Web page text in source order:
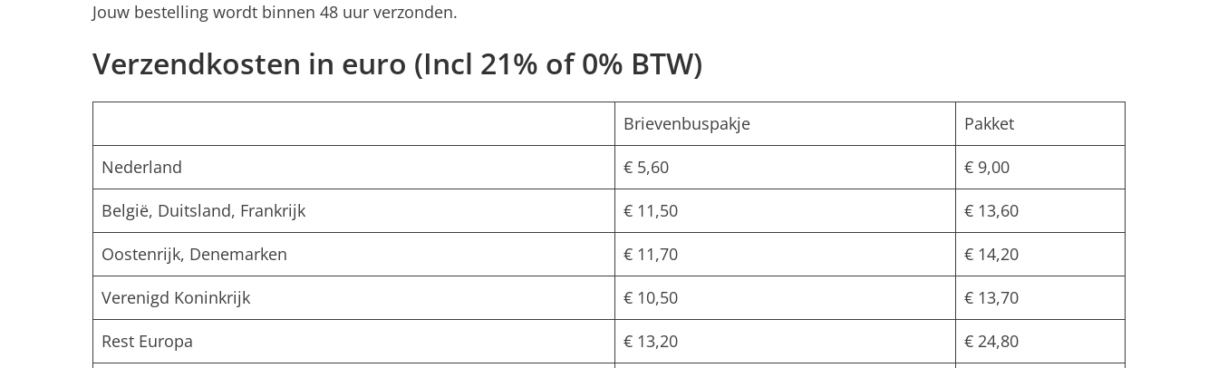
Jouw bestelling wordt binnen 48 uur verzonden.
Verzendkosten in euro (Incl 21% of 0% BTW)
Brievenbuspakje
Pakket
Nederland
€ 5,60
€ 9,00
België, Duitsland, Frankrijk
€ 11,50
€ 13,60
Oostenrijk, Denemarken
€ 11,70
€ 14,20
Verenigd Koninkrijk
€ 10,50
€ 13,70
Rest Europa
€ 13,20
€ 24,80